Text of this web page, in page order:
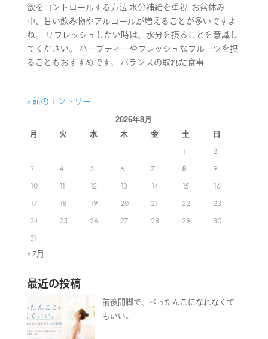
欲をコントロールする方法 水分補給を重視: お盆休み
中、甘い飲み物やアルコールが増えることが多いですよ
ね。 リフレッシュしたい時は、水分を摂ることを意識し
てください。 ハーブティーやフレッシュなフルーツを摂
ることもおすすめです。 バランスの取れた食事:...
« 前のエントリー
2026年8月
月 火 水 木 金 土
日
1
2
3
4 5 6 7 8
9
10
11 12 13 14 15
16
17
18 19 20 21 22
23
24
25 26 27 28 29
30
31
« 7月
最近の投稿
前後開脚で、ぺったんこになれなくて
もいい。